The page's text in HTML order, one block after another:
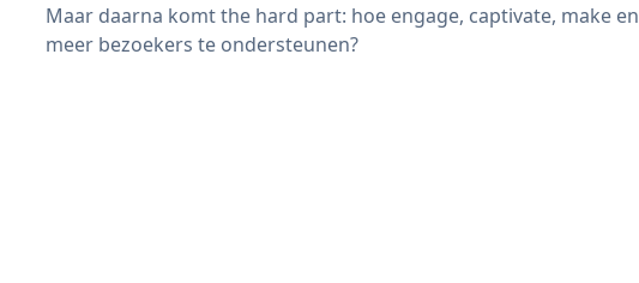
Maar daarna komt the hard part: hoe engage, captivate, make en
meer bezoekers te ondersteunen?